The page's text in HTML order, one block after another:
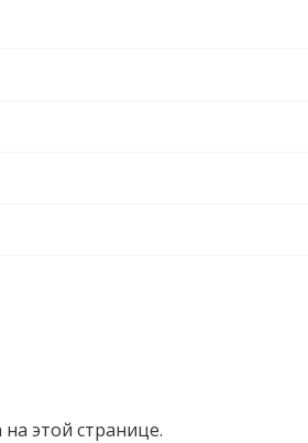
этой странице.